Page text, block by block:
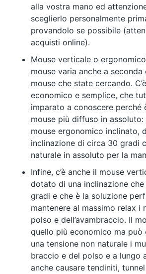
alla vostra mano ed
sceglierlo personalmente
provandolo se possibile
acquisti online).
Mouse verticale o
mouse varia anche a
mouse che state cercando.
economico e semplice, che
imparato a conoscere perché
mouse più diffuso in assoluto:
mouse ergonomico inclinato,
inclinazione di circa 30 gradi
naturale in assoluto per la
Infine, c’è anche il mouse
dotato di una inclinazione che
gradi e che è la soluzione
mantenere al massimo relax i
polso e dell’avambraccio. Il
quello più economico ma può
una tensione non naturale i
braccio e del polso e a lungo
anche causare tendiniti,